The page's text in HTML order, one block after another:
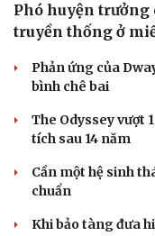
Phó huyện trưởng
truyền thống ở
Phản ứng của
bình chê bai
The Odyssey vượt
tích sau 14 năm
Cần một hệ sinh
chuẩn
Khi bảo tàng đưa